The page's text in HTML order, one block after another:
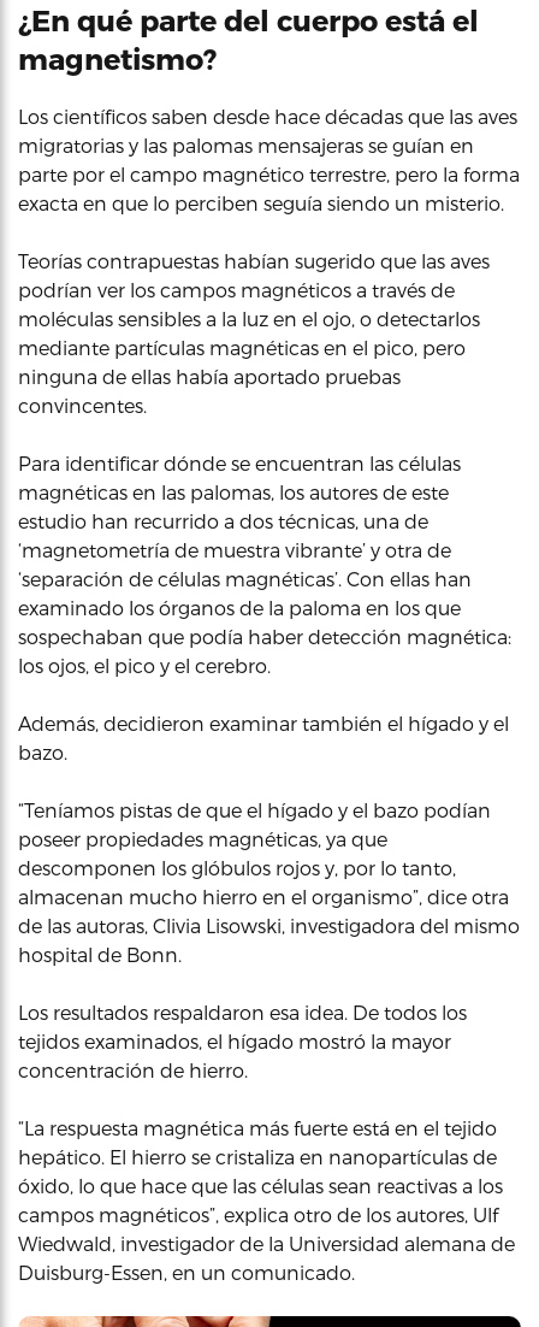
¿En qué parte del cuerpo está el
magnetismo?
Los científicos saben desde hace décadas que las aves
migratorias y las palomas mensajeras se guían en
parte por el campo magnético terrestre, pero la forma
exacta en que lo perciben seguía siendo un misterio.
Teorías contrapuestas habían sugerido que las aves
podrían ver los campos magnéticos a través de
moléculas sensibles a la luz en el ojo, o detectarlos
mediante partículas magnéticas en el pico, pero
ninguna de ellas había aportado pruebas
convincentes.
Para identificar dónde se encuentran las células
magnéticas en las palomas, los autores de este
estudio han recurrido a dos técnicas, una de
‘magnetometría de muestra vibrante’ y otra de
‘separación de células magnéticas’. Con ellas han
examinado los órganos de la paloma en los que
sospechaban que podía haber detección magnética:
los ojos, el pico y el cerebro.
Además, decidieron examinar también el hígado y el
bazo.
“Teníamos pistas de que el hígado y el bazo podían
poseer propiedades magnéticas, ya que
descomponen los glóbulos rojos y, por lo tanto,
almacenan mucho hierro en el organismo”, dice otra
de las autoras, Clivia Lisowski, investigadora del mismo
hospital de Bonn.
Los resultados respaldaron esa idea. De todos los
tejidos examinados, el hígado mostró la mayor
concentración de hierro.
“La respuesta magnética más fuerte está en el tejido
hepático. El hierro se cristaliza en nanopartículas de
óxido, lo que hace que las células sean reactivas a los
campos magnéticos”, explica otro de los autores, Ulf
Wiedwald, investigador de la Universidad alemana de
Duisburg-Essen, en un comunicado.